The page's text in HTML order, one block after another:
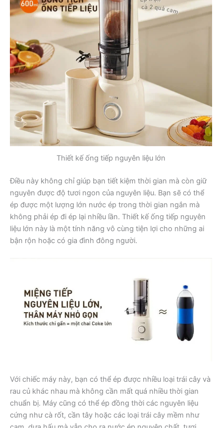
Thiết kế ống tiếp nguyên liệu lớn
Điều này không chỉ giúp bạn tiết kiệm thời gian mà còn giữ
nguyên được độ tươi ngon của nguyên liệu. Bạn sẽ có thể
ép được một lượng lớn nước ép trong thời gian ngắn mà
không phải ép đi ép lại nhiều lần. Thiết kế ống tiếp nguyên
liệu lớn này là một tính năng vô cùng tiện lợi cho những ai
bận rộn hoặc có gia đình đông người.
Với chiếc máy này, bạn có thể ép được nhiều loại trái cây và
rau củ khác nhau mà không cần mất quá nhiều thời gian
chuẩn bị. Máy cũng có thể ép đồng thời các nguyên liệu
cứng như cà rốt, cần tây hoặc các loại trái cây mềm như